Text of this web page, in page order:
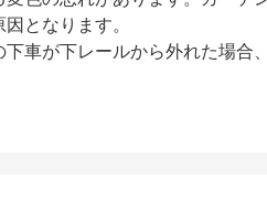
となります。
が下レールから外れた場合